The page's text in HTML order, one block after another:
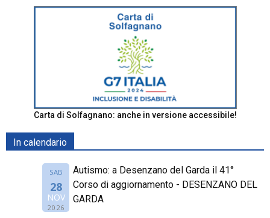
Carta di Solfagnano: anche in versione accessibile!
In calendario
SAB
28
NOV
2026
Autismo: a Desenzano del Garda il 41°
Corso di aggiornamento - DESENZANO DEL
GARDA